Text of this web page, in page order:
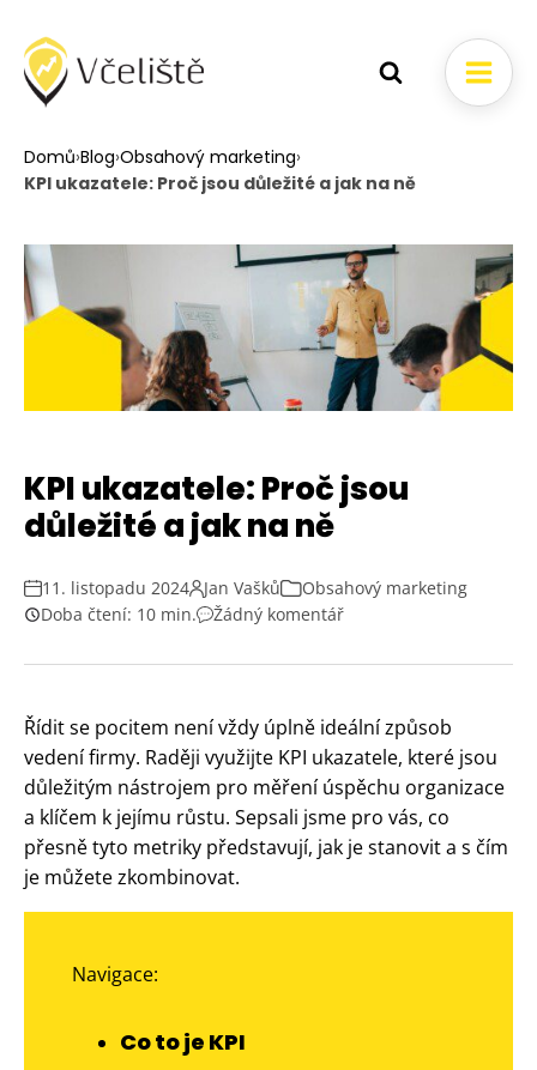
Domů›Blog›Obsahový marketing›
KPI ukazatele: Proč jsou důležité a jak na ně
KPI ukazatele: Proč jsou
důležité a jak na ně
11. listopadu 2024 Jan Vašků
Obsahový marketing
Doba čtení: 10 min.
Žádný komentář
Řídit se pocitem není vždy úplně ideální způsob
vedení firmy. Raději využijte KPI ukazatele, které jsou
důležitým nástrojem pro měření úspěchu organizace
a klíčem k jejímu růstu. Sepsali jsme pro vás, co
přesně tyto metriky představují, jak je stanovit a s čím
je můžete zkombinovat.
Navigace:
Co to je KPI